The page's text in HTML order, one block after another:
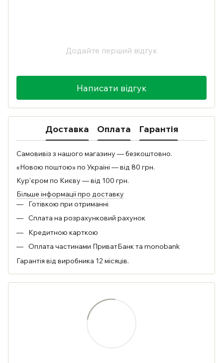
Додайте перший відгук
Написати відгук
Доставка Оплата Гарантія
Самовивіз з нашого магазину — безкоштовно.
«Новою поштою» по Україні — від 80 грн.
Кур'єром по Києву — від 100 грн.
Більше інформації про доставку
Готівкою при отриманні
Сплата на розрахунковий рахунок
Кредитною карткою
Оплата частинами ПриватБанк та monobank
Гарантія від виробника 12 місяців.